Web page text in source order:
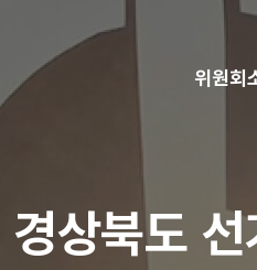
위원회
경상북도